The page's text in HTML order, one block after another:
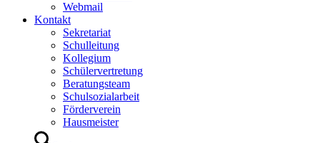
Webmail
Kontakt
Sekretariat
Schulleitung
Kollegium
Schülervertretung
Beratungsteam
Schulsozialarbeit
Förderverein
Hausmeister